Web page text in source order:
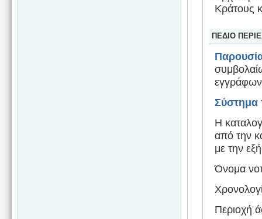
Κράτους
ΠΕΔΙΟ
εγγράφων
Σύστημα
Η
από την
με την
Όνομα
Περιοχή